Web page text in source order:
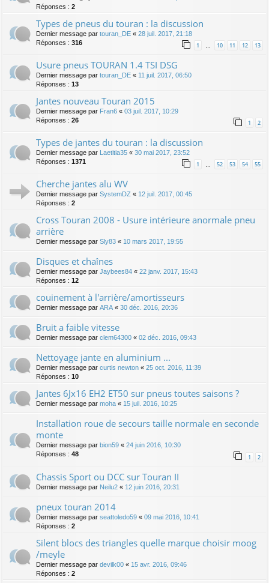
Réponses : 2
Types de pneus du touran : la discussion
Dernier message par touran_DE « 28 juil. 2017, 21:18
Réponses : 316 1 … 10 11 12 13
Usure pneus TOURAN 1.4 TSI DSG
Dernier message par touran_DE « 11 juil. 2017, 06:50
Réponses : 13
Jantes nouveau Touran 2015
Dernier message par Fran6 « 03 juil. 2017, 10:29
Réponses : 26 1 2
Types de jantes du touran : la discussion
Dernier message par Laetitia35 « 30 mai 2017, 23:52
Réponses : 1371 1 … 52 53 54 55
Cherche jantes alu WV
Dernier message par SystemDZ « 12 juil. 2017, 00:45
Réponses : 2
Cross Touran 2008 - Usure intérieure anormale pneu
arrière
Dernier message par Sly83 « 10 mars 2017, 19:55
Disques et chaînes
Dernier message par Jaybees84 « 22 janv. 2017, 15:43
Réponses : 12
couinement à l'arrière/amortisseurs
Dernier message par ARA « 30 déc. 2016, 20:36
Bruit a faible vitesse
Dernier message par clem64300 « 02 déc. 2016, 09:43
Nettoyage jante en aluminium ...
Dernier message par curtis newton « 25 oct. 2016, 11:39
Réponses : 10
Jantes 6Jx16 EH2 ET50 sur pneus toutes saisons ?
Dernier message par moha « 15 juil. 2016, 10:25
Installation roue de secours taille normale en seconde
monte
Dernier message par bion59 « 24 juin 2016, 10:30
Réponses : 48 1 2
Chassis Sport ou DCC sur Touran II
Dernier message par Neilu2 « 12 juin 2016, 20:31
pneux touran 2014
Dernier message par seattoledo59 « 09 mai 2016, 10:41
Réponses : 2
Silent blocs des triangles quelle marque choisir moog
/meyle
Dernier message par devilk00 « 15 avr. 2016, 09:46
Réponses : 2